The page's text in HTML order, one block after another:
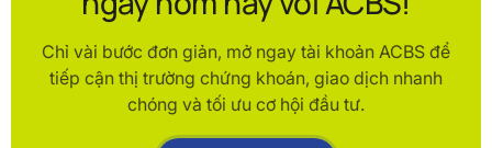
Chỉ vài bước đơn giản, mở ngay tài khoản ACBS để
tiếp cận thị trường chứng khoán, giao dịch nhanh
chóng và tối ưu cơ hội đầu tư.